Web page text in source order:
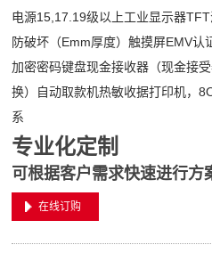
电源15,17.19级以上工业显示器
防破坏（Emm厚度）触摸屏EMV认
加密密码键盘现金接收器（现金接
换）自动取款机热敏收据打印机，
系
专业化定制
可根据客户需求快速进行方
在线订购